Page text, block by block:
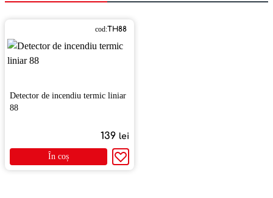
cod:ТH88
Detector de incendiu termic liniar
88
139 lei
În coș